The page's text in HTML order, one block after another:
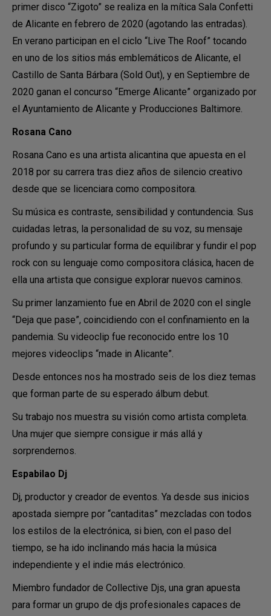
primer disco “Zigoto” se realiza en la mítica Sala Confetti
de Alicante en febrero de 2020 (agotando las entradas).
En verano participan en el ciclo “Live The Roof” tocando
en uno de los sitios más emblemáticos de Alicante, el
Castillo de Santa Bárbara (Sold Out), y en Septiembre de
2020 ganan el concurso “Emerge Alicante” organizado por
el Ayuntamiento de Alicante y Producciones Baltimore.
Rosana Cano
Rosana Cano es una artista alicantina que apuesta en el
2018 por su carrera tras diez años de silencio creativo
desde que se licenciara como compositora.
Su música es contraste, sensibilidad y contundencia. Sus
cuidadas letras, la personalidad de su voz, su mensaje
profundo y su particular forma de equilibrar y fundir el pop
rock con su lenguaje como compositora clásica, hacen de
ella una artista que consigue explorar nuevos caminos.
Su primer lanzamiento fue en Abril de 2020 con el single
“Deja que pase”, coincidiendo con el confinamiento en la
pandemia. Su videoclip fue reconocido entre los 10
mejores videoclips “made in Alicante”.
Desde entonces nos ha mostrado seis de los diez temas
que forman parte de su esperado álbum debut.
Su trabajo nos muestra su visión como artista completa.
Una mujer que siempre consigue ir más allá y
sorprendernos.
Espabilao Dj
Dj, productor y creador de eventos. Ya desde sus inicios
apostada siempre por “cantaditas” mezcladas con todos
los estilos de la electrónica, si bien, con el paso del
tiempo, se ha ido inclinando más hacia la música
independiente y el indie más electrónico.
Miembro fundador de Collective Djs, una gran apuesta
para formar un grupo de djs profesionales capaces de